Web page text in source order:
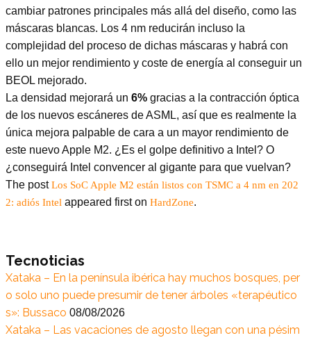
cambiar patrones principales más allá del diseño, como las
máscaras blancas. Los 4 nm reducirán incluso la
complejidad del proceso de dichas máscaras y habrá con
ello un mejor rendimiento y coste de energía al conseguir un
BEOL mejorado.
La densidad mejorará un 6% gracias a la contracción óptica
de los nuevos escáneres de ASML, así que es realmente la
única mejora palpable de cara a un mayor rendimiento de
este nuevo Apple M2. ¿Es el golpe definitivo a Intel? O
¿conseguirá Intel convencer al gigante para que vuelvan?
The postLos SoC Apple M2 están listos con TSMC a 4 nm en 202
2: adiós Intel appeared first on HardZone.
Tecnoticias
Xataka – En la península ibérica hay muchos bosques, per
o solo uno puede presumir de tener árboles «terapéutico
s»: Bussaco 08/08/2026
Xataka – Las vacaciones de agosto llegan con una pésim